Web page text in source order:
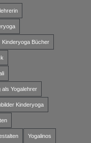
Kinderyoga Bücher
als Yogalehrer
Kinderyoga
Yogalinos